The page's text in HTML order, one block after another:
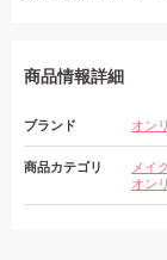
商品情報詳細
ブランド オン
商品カテゴリ メイク
オン